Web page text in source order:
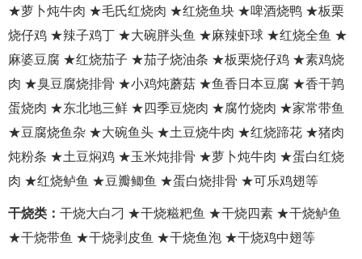
★萝卜炖牛肉 ★毛氏红烧肉 ★红烧鱼块 ★啤酒烧鸭 ★板栗
烧仔鸡 ★辣子鸡丁 ★大碗胖头鱼 ★麻辣虾球 ★红烧全鱼 ★
麻婆豆腐 ★红烧茄子 ★茄子烧油条 ★板栗烧仔鸡 ★素鸡烧
肉 ★臭豆腐烧排骨 ★小鸡炖蘑菇 ★鱼香日本豆腐 ★香干鹑
蛋烧肉 ★东北地三鲜 ★四季豆烧肉 ★腐竹烧肉 ★家常带鱼
★豆腐烧鱼杂 ★大碗鱼头 ★土豆烧牛肉 ★红烧蹄花 ★猪肉
炖粉条 ★土豆焖鸡 ★玉米炖排骨 ★萝卜炖牛肉 ★蛋白红烧
肉 ★红烧鲈鱼 ★豆瓣鲫鱼 ★蛋白烧排骨 ★可乐鸡翅等
干烧类： 干烧大白刁 ★干烧糍粑鱼 ★干烧四素 ★干烧鲈鱼
★干烧带鱼 ★干烧剥皮鱼 ★干烧鱼泡 ★干烧鸡中翅等